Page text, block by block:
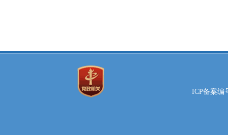
ICP备案编